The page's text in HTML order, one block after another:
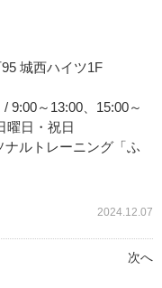
城西ハイツ1F
9:00～13:00、15:00～
曜日・祝日
ルトレーニング「ふ
2024.12.07
次へ